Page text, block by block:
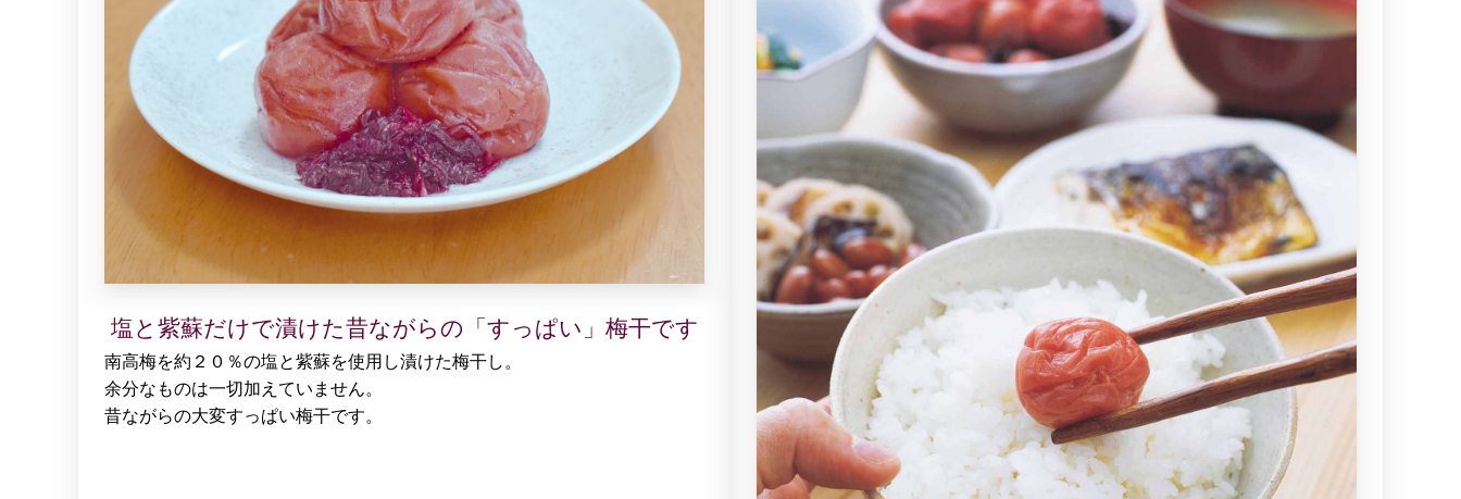
塩と紫蘇だけで漬けた昔ながらの「すっぱい」梅干です
南高梅を約２０％の塩と紫蘇を使用し漬けた梅干し。
余分なものは一切加えていません。
昔ながらの大変すっぱい梅干です。